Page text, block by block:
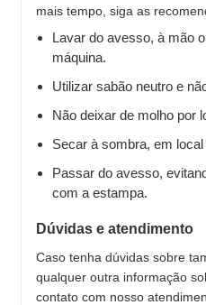
mais tempo, siga as
Lavar do avesso, à mão
máquina.
Utilizar sabão neutro e
Não deixar de molho por
Secar à sombra, em
Passar do avesso,
com a estampa.
Dúvidas e atendimento
Caso tenha dúvidas sobre
qualquer outra informação
contato com nosso